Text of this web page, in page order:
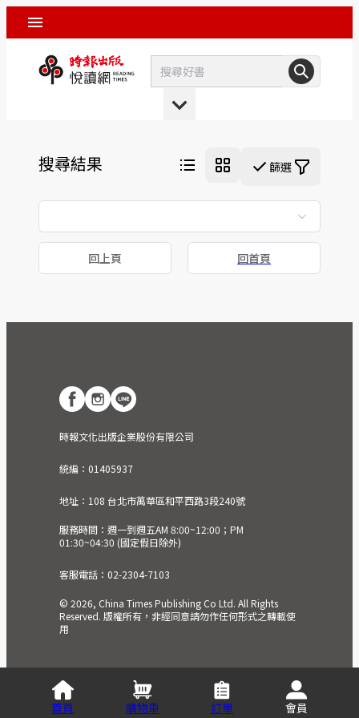
搜尋結果 篩選
回上頁 回首頁
時報文化出版企業股份有限公司
統編：01405937
地址：108 台北市萬華區和平西路3段240號
服務時間：週一到週五AM 8:00~12:00；PM
01:30~04:30 (國定假日除外)
客服電話：02-2304-7103
© 2026, China Times Publishing Co Ltd. All Rights
Reserved. 版權所有，非經同意請勿作任何形式之轉載使
用
首頁 購物車 訂單 會員